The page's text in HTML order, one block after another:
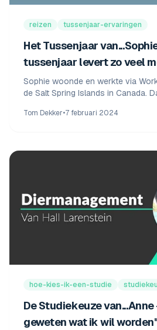
reizen tussenjaar-ervaringen
Het Tussenjaar
tussenjaar levert zo veel
eerste instantie zou
Sophie woonde en werkte via
de Salt Spring Islands in Canada.
Tom Dekker•7 februari 2024
hoe-kies-ik-een-studie
De Studiekeuze
geweten wat ik wil worden"